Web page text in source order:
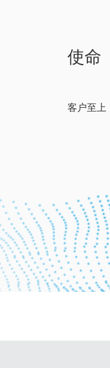
使命
客户至上